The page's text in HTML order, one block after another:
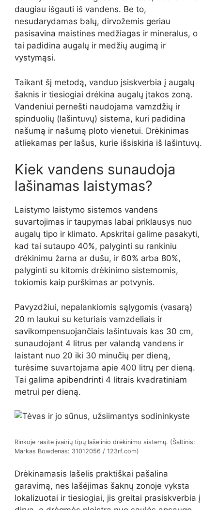
daugiau išgauti iš vandens. Be to,
nesudarydamas balų, dirvožemis geriau
pasisavina maistines medžiagas ir mineralus, o
tai padidina augalų ir medžių augimą ir
vystymąsi.
Taikant šį metodą, vanduo įsiskverbia į augalų
šaknis ir tiesiogiai drėkina augalų įtakos zoną.
Vandeniui pernešti naudojama vamzdžių ir
spinduolių (lašintuvų) sistema, kuri padidina
našumą ir našumą ploto vienetui. Drėkinimas
atliekamas per lašus, kurie išsiskiria iš lašintuvų.
Kiek vandens sunaudoja
lašinamas laistymas?
Laistymo laistymo sistemos vandens
suvartojimas ir taupymas labai priklausys nuo
augalų tipo ir klimato. Apskritai galime pasakyti,
kad tai sutaupo 40%, palyginti su rankiniu
drėkinimu žarna ar dušu, ir 60% arba 80%,
palyginti su kitomis drėkinimo sistemomis,
tokiomis kaip purškimas ar potvynis.
Pavyzdžiui, nepalankiomis sąlygomis (vasarą)
20 m laukui su keturiais vamzdeliais ir
savikompensuojančiais lašintuvais kas 30 cm,
sunaudojant 4 litrus per valandą vandens ir
laistant nuo 20 iki 30 minučių per dieną,
turėsime suvartojama apie 400 litrų per dieną.
Tai galima apibendrinti 4 litrais kvadratiniam
metrui per dieną.
Rinkoje rasite įvairių tipų lašelinio drėkinimo sistemų. (Šaltinis:
Markas Bowdenas: 31012056 / 123rf.com)
Drėkinamasis lašelis praktiškai pašalina
garavimą, nes lašėjimas šaknų zonoje vyksta
lokalizuotai ir tiesiogiai, jis greitai prasiskverbia į